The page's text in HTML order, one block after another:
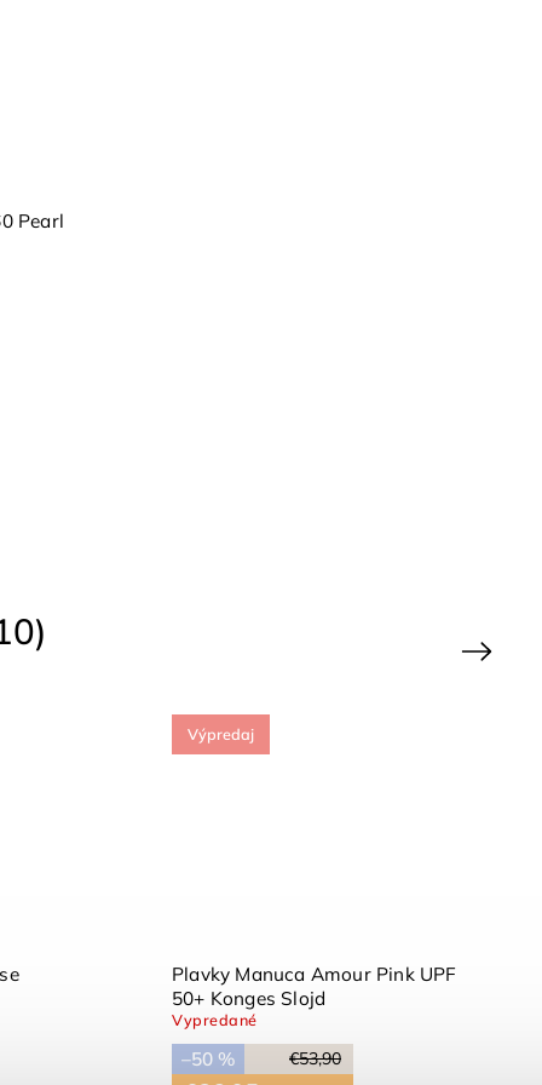
Pearl
Sea
Výpredaj
Neoprénové plavky Pearl Blush
HUTTELIHUT
Skladom (1 ks)
€27,90
–20 %
Next